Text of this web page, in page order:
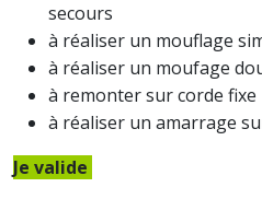
secours
à réaliser un mouflage
à réaliser un moufage
à remonter sur corde fixe
à réaliser un amarrage
Je valide